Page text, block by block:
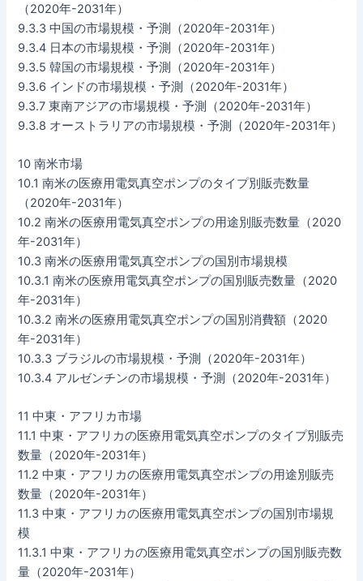
（2020年-2031年）
9.3.3 中国の市場規模・予測（2020年-2031年）
9.3.4 日本の市場規模・予測（2020年-2031年）
9.3.5 韓国の市場規模・予測（2020年-2031年）
9.3.6 インドの市場規模・予測（2020年-2031年）
9.3.7 東南アジアの市場規模・予測（2020年-2031年）
9.3.8 オーストラリアの市場規模・予測（2020年-2031年）
10 南米市場
10.1 南米の医療用電気真空ポンプのタイプ別販売数量
（2020年-2031年）
10.2 南米の医療用電気真空ポンプの用途別販売数量（2020
年-2031年）
10.3 南米の医療用電気真空ポンプの国別市場規模
10.3.1 南米の医療用電気真空ポンプの国別販売数量（2020
年-2031年）
10.3.2 南米の医療用電気真空ポンプの国別消費額（2020
年-2031年）
10.3.3 ブラジルの市場規模・予測（2020年-2031年）
10.3.4 アルゼンチンの市場規模・予測（2020年-2031年）
11 中東・アフリカ市場
11.1 中東・アフリカの医療用電気真空ポンプのタイプ別販売
数量（2020年-2031年）
11.2 中東・アフリカの医療用電気真空ポンプの用途別販売
数量（2020年-2031年）
11.3 中東・アフリカの医療用電気真空ポンプの国別市場規
模
11.3.1 中東・アフリカの医療用電気真空ポンプの国別販売数
量（2020年-2031年）